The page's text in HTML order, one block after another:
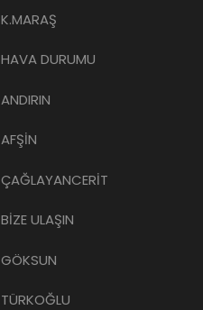
K.MARAŞ
HAVA DURUMU
ANDIRIN
AFŞİN
ÇAĞLAYANCERİT
BİZE ULAŞIN
GÖKSUN
TÜRKOĞLU